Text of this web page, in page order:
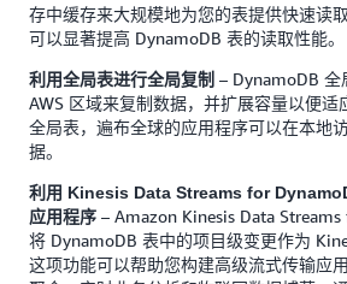
存中缓存来大规模地为您的表提供快速读
可以显著提高 DynamoDB 表的读取性能。
利用全局表进行全局复制 – DynamoDB 全
AWS 区域来复制数据，并扩展容量以便适
全局表，遍布全球的应用程序可以在本地
据。
利用 Kinesis Data Streams for
应用程序 – Amazon Kinesis Data
将 DynamoDB 表中的项目级变更作为
这项功能可以帮助您构建高级流式传输应